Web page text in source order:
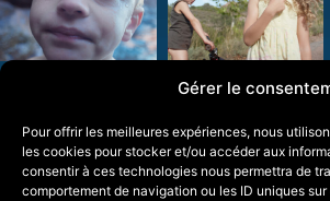
Gérer le
Pour offrir les meilleures expériences, nous
les cookies pour stocker et/ou accéder aux
consentir à ces technologies nous permettra de
comportement de navigation ou les ID uniques